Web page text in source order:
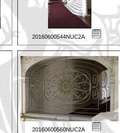
20160600544NUC2A
20160600560NUC2A